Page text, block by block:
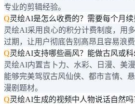
专业的剪辑经验。
Q灵绘AI是怎么收费的？需要每个月续
灵绘AI采用良心的积分计费制度，用
过期，让用户彻底告别高昂且容易浪费
Q灵绘AI支持哪些画风？能做古风或科
灵绘AI内置吉卜力、水彩、日漫、美
能够完美驾驭古风仙侠、都市言情、
漫剧题材。
Q灵绘AI生成的视频中人物说话自然吗